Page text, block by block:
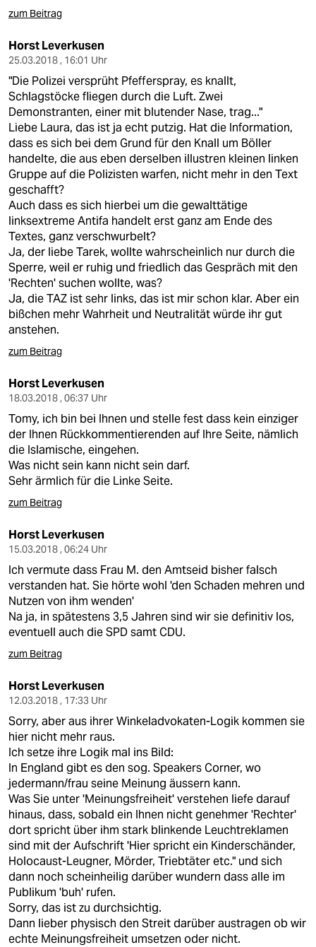
zum Beitrag
Horst Leverkusen
25.03.2018 , 16:01 Uhr
"Die Polizei versprüht Pfefferspray, es knallt,
Schlagstöcke fliegen durch die Luft. Zwei
Demonstranten, einer mit blutender Nase, trag..."
Liebe Laura, das ist ja echt putzig. Hat die Information,
dass es sich bei dem Grund für den Knall um Böller
handelte, die aus eben derselben illustren kleinen linken
Gruppe auf die Polizisten warfen, nicht mehr in den Text
geschafft?
Auch dass es sich hierbei um die gewalttätige
linksextreme Antifa handelt erst ganz am Ende des
Textes, ganz verschwurbelt?
Ja, der liebe Tarek, wollte wahrscheinlich nur durch die
Sperre, weil er ruhig und friedlich das Gespräch mit den
'Rechten' suchen wollte, was?
Ja, die TAZ ist sehr links, das ist mir schon klar. Aber ein
bißchen mehr Wahrheit und Neutralität würde ihr gut
anstehen.
zum Beitrag
Horst Leverkusen
18.03.2018 , 06:37 Uhr
Tomy, ich bin bei Ihnen und stelle fest dass kein einziger
der Ihnen Rückkommentierenden auf Ihre Seite, nämlich
die Islamische, eingehen.
Was nicht sein kann nicht sein darf.
Sehr ärmlich für die Linke Seite.
zum Beitrag
Horst Leverkusen
15.03.2018 , 06:24 Uhr
Ich vermute dass Frau M. den Amtseid bisher falsch
verstanden hat. Sie hörte wohl 'den Schaden mehren und
Nutzen von ihm wenden'
Na ja, in spätestens 3,5 Jahren sind wir sie definitiv los,
eventuell auch die SPD samt CDU.
zum Beitrag
Horst Leverkusen
12.03.2018 , 17:33 Uhr
Sorry, aber aus ihrer Winkeladvokaten-Logik kommen sie
hier nicht mehr raus.
Ich setze ihre Logik mal ins Bild:
In England gibt es den sog. Speakers Corner, wo
jedermann/frau seine Meinung äussern kann.
Was Sie unter 'Meinungsfreiheit' verstehen liefe darauf
hinaus, dass, sobald ein Ihnen nicht genehmer 'Rechter'
dort spricht über ihm stark blinkende Leuchtreklamen
sind mit der Aufschrift 'Hier spricht ein Kinderschänder,
Holocaust-Leugner, Mörder, Triebtäter etc." und sich
dann noch scheinheilig darüber wundern dass alle im
Publikum 'buh' rufen.
Sorry, das ist zu durchsichtig.
Dann lieber physisch den Streit darüber austragen ob wir
echte Meinungsfreiheit umsetzen oder nicht.